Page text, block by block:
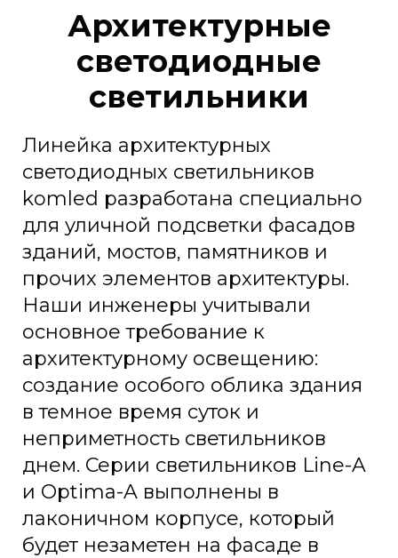
Архитектурные
светодиодные
светильники
Линейка архитектурных
светодиодных светильников
komled разработана специально
для уличной подсветки фасадов
зданий, мостов, памятников и
прочих элементов архитектуры.
Наши инженеры учитывали
основное требование к
архитектурному освещению:
создание особого облика здания
в темное время суток и
неприметность светильников
днем. Серии светильников Line-A
и Optima-A выполнены в
лаконичном корпусе, который
будет незаметен на фасаде в